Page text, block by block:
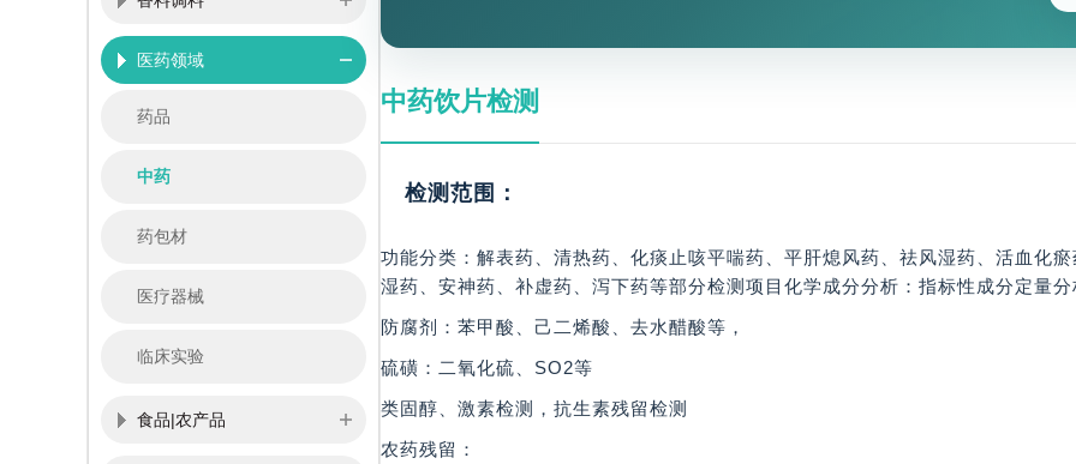
医药领域
药品
中药
药包材
医疗器械
临床实验
食品|农产品
中药饮片检测
检测范围：
功能分类：解表药、清热药、化痰止咳平喘药、平肝熄风药、祛风湿药、活血化
湿药、安神药、补虚药、泻下药等部分检测项目化学成分分析：指标性成分定量
防腐剂：苯甲酸、己二烯酸、去水醋酸等，
硫磺：二氧化硫、SO2等
类固醇、激素检测，抗生素残留检测
农药残留：